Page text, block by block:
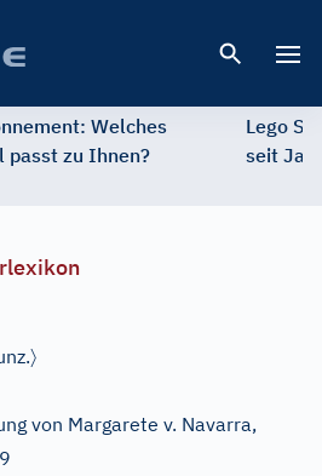
Welches
passt zu Ihnen?
Lego
seit
〉
von Margarete v. Navarra,